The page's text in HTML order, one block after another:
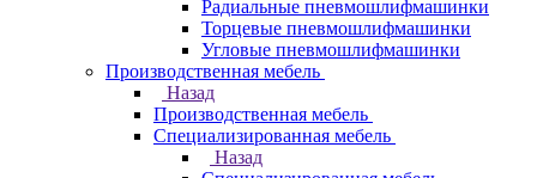
Радиальные пневмошлифмашинки
Торцевые пневмошлифмашинки
Угловые пневмошлифмашинки
Производственная мебель
Назад
Производственная мебель
Cпециализированная мебель
Назад